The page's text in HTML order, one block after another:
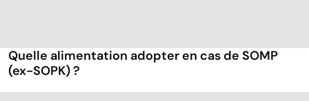
Quelle alimentation adopter en cas de SOMP
(ex-SOPK) ?